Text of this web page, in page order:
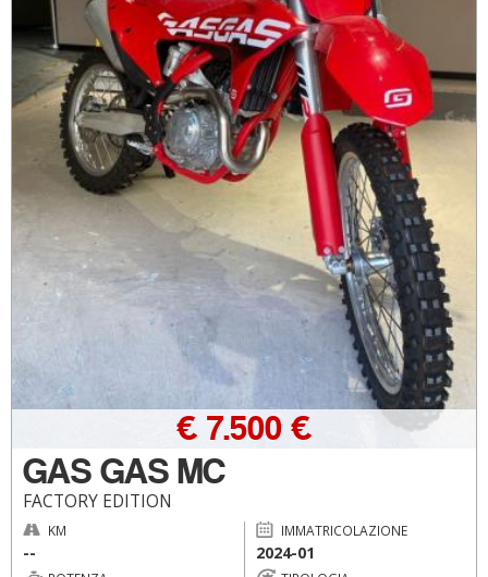
GAS GAS MC
FACTORY EDITION
€ 7.500 €
KM
--
IMMATRICOLAZIONE
2024-01